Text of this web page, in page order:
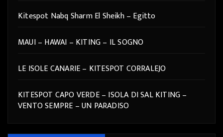
Kitespot Nabq Sharm El Sheikh – Egitto
MAUI – HAWAI – KITING – IL SOGNO
LE ISOLE CANARIE – KITESPOT CORRALEJO
KITESPOT CAPO VERDE – ISOLA DI SAL KITING –
VENTO SEMPRE – UN PARADISO